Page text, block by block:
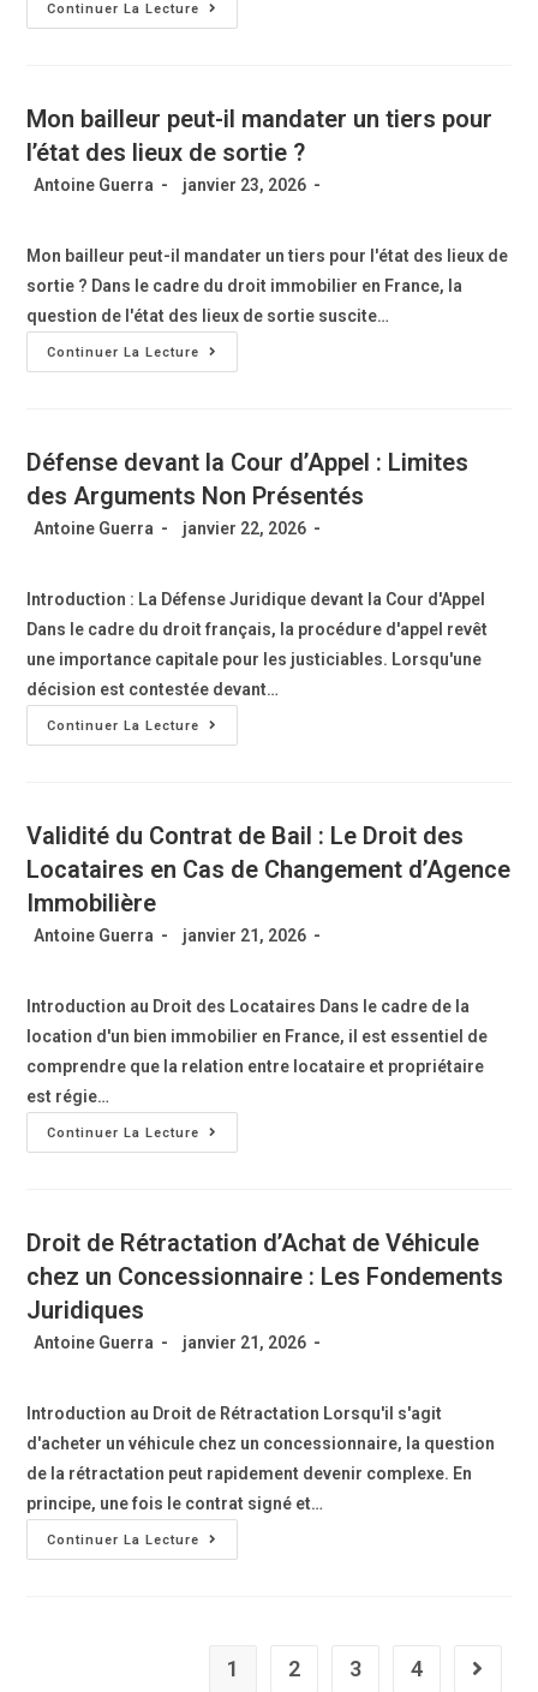
Continuer La Lecture
Mon bailleur peut-il mandater un tiers pour
l’état des lieux de sortie ?
Antoine Guerra janvier 23, 2026
Mon bailleur peut-il mandater un tiers pour l'état des lieux de
sortie ? Dans le cadre du droit immobilier en France, la
question de l'état des lieux de sortie suscite…
Continuer La Lecture
Défense devant la Cour d’Appel : Limites
des Arguments Non Présentés
Antoine Guerra janvier 22, 2026
Introduction : La Défense Juridique devant la Cour d'Appel
Dans le cadre du droit français, la procédure d'appel revêt
une importance capitale pour les justiciables. Lorsqu'une
décision est contestée devant…
Continuer La Lecture
Validité du Contrat de Bail : Le Droit des
Locataires en Cas de Changement d’Agence
Immobilière
Antoine Guerra janvier 21, 2026
Introduction au Droit des Locataires Dans le cadre de la
location d'un bien immobilier en France, il est essentiel de
comprendre que la relation entre locataire et propriétaire
est régie…
Continuer La Lecture
Droit de Rétractation d’Achat de Véhicule
chez un Concessionnaire : Les Fondements
Juridiques
Antoine Guerra janvier 21, 2026
Introduction au Droit de Rétractation Lorsqu'il s'agit
d'acheter un véhicule chez un concessionnaire, la question
de la rétractation peut rapidement devenir complexe. En
principe, une fois le contrat signé et…
Continuer La Lecture
1 2 3 4